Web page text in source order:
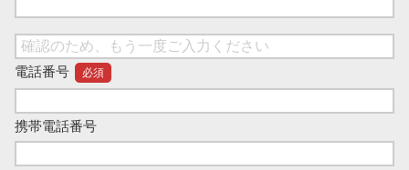
電話番号 必須
携帯電話番号